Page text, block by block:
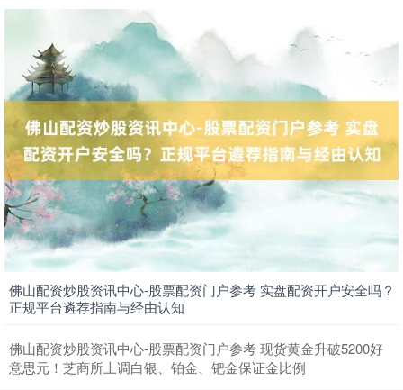
期指IC0 7804.20 +1.18%
上证综指 3910.55 +0.26%
佛山配资炒股资讯中心-股票配资门户参考 实盘配资开户安全吗？
正规平台遴荐指南与经由认知
佛山配资炒股资讯中心-股票配资门户参考 现货黄金升破5200好
意思元！芝商所上调白银、铂金、钯金保证金比例